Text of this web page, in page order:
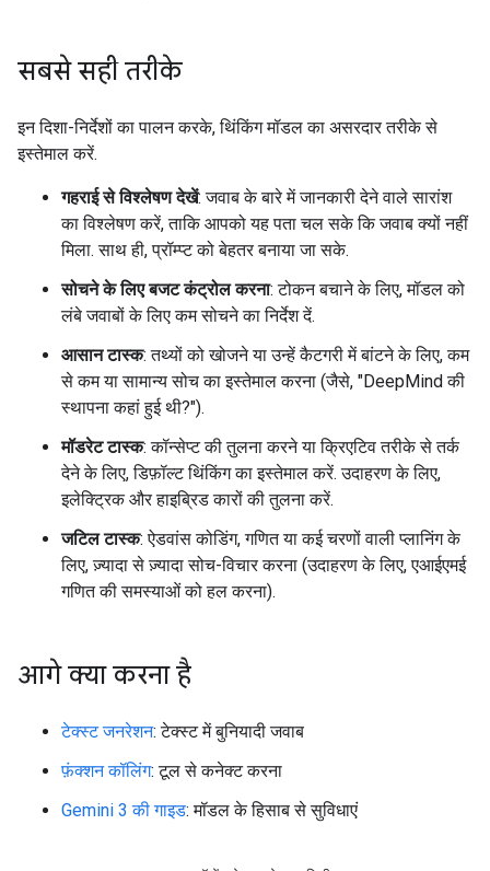
सबसे सही तरीके
इन दिशा-निर्देशों का पालन करके, थिंकिंग मॉडल का असरदार तरीके से
इस्तेमाल करें.
गहराई से विश्लेषण देखें: जवाब के बारे में जानकारी देने वाले सारांश
का विश्लेषण करें, ताकि आपको यह पता चल सके कि जवाब क्यों नहीं
मिला. साथ ही, प्रॉम्प्ट को बेहतर बनाया जा सके.
सोचने के लिए बजट कंट्रोल करना: टोकन बचाने के लिए, मॉडल को
लंबे जवाबों के लिए कम सोचने का निर्देश दें.
आसान टास्क: तथ्यों को खोजने या उन्हें कैटगरी में बांटने के लिए, कम
से कम या सामान्य सोच का इस्तेमाल करना (जैसे, "DeepMind की
स्थापना कहां हुई थी?").
मॉडरेट टास्क: कॉन्सेप्ट की तुलना करने या क्रिएटिव तरीके से तर्क
देने के लिए, डिफ़ॉल्ट थिंकिंग का इस्तेमाल करें. उदाहरण के लिए,
इलेक्ट्रिक और हाइब्रिड कारों की तुलना करें.
जटिल टास्क: ऐडवांस कोडिंग, गणित या कई चरणों वाली प्लानिंग के
लिए, ज़्यादा से ज़्यादा सोच-विचार करना (उदाहरण के लिए, एआईएमई
गणित की समस्याओं को हल करना).
आगे क्या करना है
टेक्स्ट जनरेशन: टेक्स्ट में बुनियादी जवाब
फ़ंक्शन कॉलिंग: टूल से कनेक्ट करना
Gemini 3 की गाइड: मॉडल के हिसाब से सुविधाएं